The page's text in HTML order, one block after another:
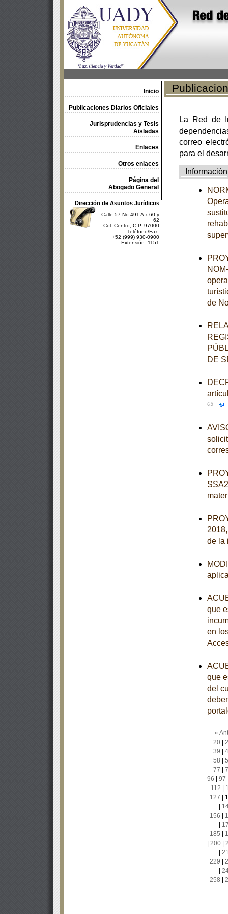
Inicio
Publicaciones Diarios Oficiales
Jurisprudencias y Tesis
Aisladas
Enlaces
Otros enlaces
Página del
Abogado General
Dirección de Asuntos Jurídicos
Calle 57 No 491 A x 60 y
62
Col. Centro, C.P. 97000
Teléfono/Fax:
+52 (999) 930-0900
Extensión: 1151
La Red de
correo
para el
Información
de
DE
03
de la
que
en
que
del
«
20|
39
58
77
96
97
112
127
156
185
200|
229
258